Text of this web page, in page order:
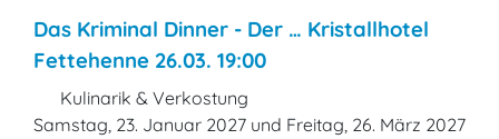
Das Kriminal Dinner - Der … Kristallhotel
Fettehenne 26.03. 19:00
Kulinarik & Verkostung
Samstag, 23. Januar 2027 und Freitag, 26. März 2027